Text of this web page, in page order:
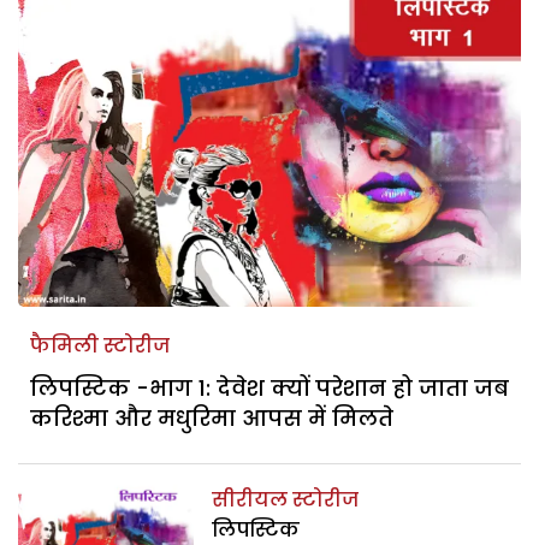
फैमिली स्टोरीज
लिपस्टिक -भाग 1: देवेश क्यों परेशान हो जाता जब
करिश्मा और मधुरिमा आपस में मिलते
सीरीयल स्टोरीज
लिपस्टिक